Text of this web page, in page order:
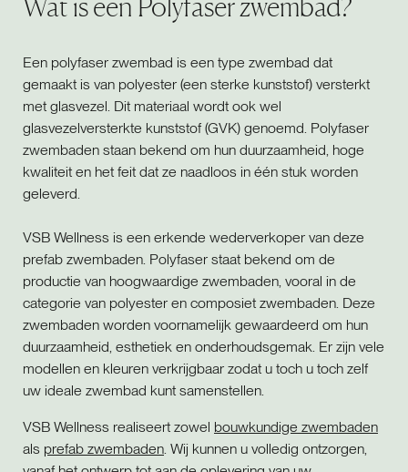
Een polyfaser zwembad is een type zwembad dat
gemaakt is van polyester (een sterke kunststof) versterkt
met glasvezel. Dit materiaal wordt ook wel
glasvezelversterkte kunststof (GVK) genoemd. Polyfaser
zwembaden staan bekend om hun duurzaamheid, hoge
kwaliteit en het feit dat ze naadloos in één stuk worden
geleverd.
VSB Wellness is een erkende wederverkoper van deze
prefab zwembaden. Polyfaser staat bekend om de
productie van hoogwaardige zwembaden, vooral in de
categorie van polyester en composiet zwembaden. Deze
zwembaden worden voornamelijk gewaardeerd om hun
duurzaamheid, esthetiek en onderhoudsgemak. Er zijn vele
modellen en kleuren verkrijgbaar zodat u toch u toch zelf
uw ideale zwembad kunt samenstellen.
VSB Wellness realiseert zowel bouwkundige zwembaden
als prefab zwembaden . Wij kunnen u volledig ontzorgen,